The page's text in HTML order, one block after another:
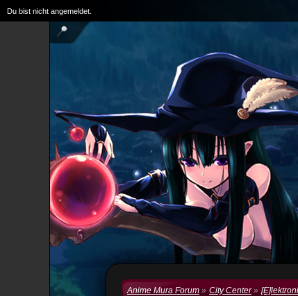
Du bist nicht angemeldet.
Anime Mura Forum » City Center»